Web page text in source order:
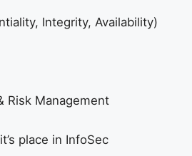
Integrity, Availability)
Risk Management
place in InfoSec